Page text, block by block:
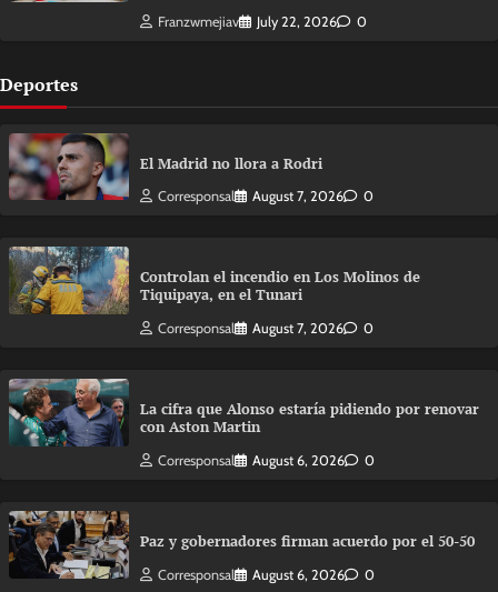
Franzwmejiav July 22, 2026 0
Deportes
El Madrid no llora a Rodri
Corresponsal August 7, 2026 0
Controlan el incendio en Los Molinos de
Tiquipaya, en el Tunari
Corresponsal August 7, 2026 0
La cifra que Alonso estaría pidiendo por renovar
con Aston Martin
Corresponsal August 6, 2026 0
Paz y gobernadores firman acuerdo por el 50-50
Corresponsal August 6, 2026 0